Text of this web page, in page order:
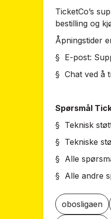
TicketCo’s
bestilling og
Åpningstider
§ E-post:
§ Chat ved å
Spørsmål
§ Teknisk
§ Tekniske
§ Alle
§ Alle andre
obosligaen